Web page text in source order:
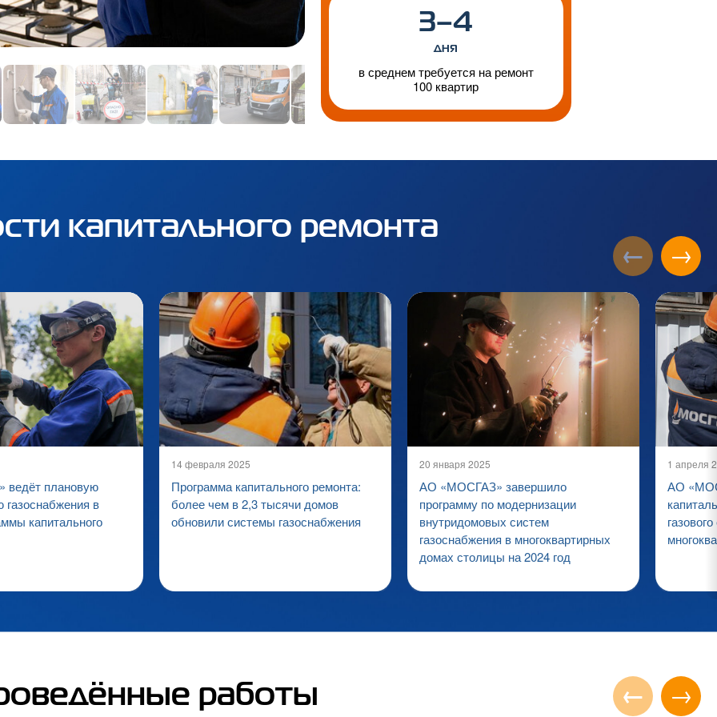
3–4
дня
в среднем требуется на ремонт
100 квартир
капитального ремонта
← →
плановую
в
капитального
14 февраля 2025
Программа капитального ремонта:
более чем в 2,3 тысячи домов
обновили системы газоснабжения
20 января 2025
АО «МОСГАЗ» завершило
программу по модернизации
внутридомовых систем
газоснабжения в многоквартирных
домах столицы на 2024 год
1 апреля
АО
работы ← →